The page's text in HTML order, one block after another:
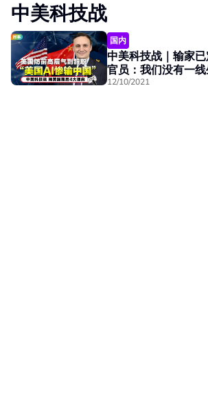
中美科技战
国内
中美科技战｜输家
官员：我们没有一
12/10/2021